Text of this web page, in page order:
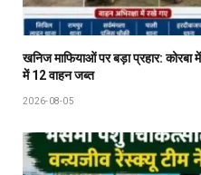
खनिज माफियाओं पर बड़ा प्रहार:
में 12 वाहन जब्त
2026-08-05